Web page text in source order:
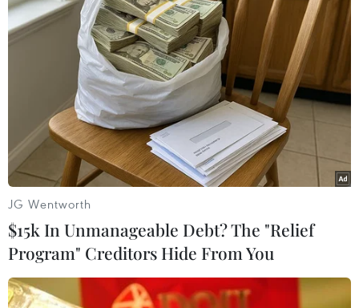
Ngừng tất cả chuyến bay từ vùng có dịch
virus corona đến Việt Nam
JG Wentworth
$15k In Unmanageable Debt? The "Relief
Program" Creditors Hide From You